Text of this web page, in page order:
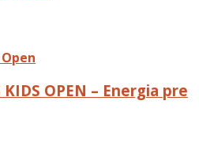
KIDS OPEN – Energia pre